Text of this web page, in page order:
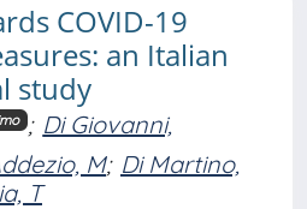
COVID-19
an Italian
study
; Di Giovanni,
M; Di Martino,
T